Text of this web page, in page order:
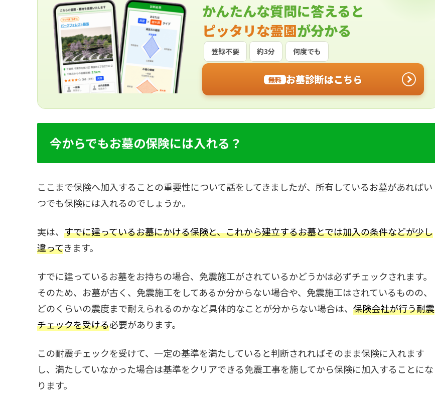
かんたんな質問に答えると
ピッタリな霊園が分かる
登録不要 約3分 何度でも
無料 お墓診断はこちら
今からでもお墓の保険には入れる？
ここまで保険へ加入することの重要性について話をしてきましたが、所有しているお墓があればい
つでも保険には入れるのでしょうか。
実は、 すでに建っているお墓にかける保険と、これから建立するお墓とでは加入の条件などが少し
違ってきます。
すでに建っているお墓をお持ちの場合、免震施工がされているかどうかは必ずチェックされます。
そのため、お墓が古く、免震施工をしてあるか分からない場合や、免震施工はされているものの、
どのくらいの震度まで耐えられるのかなど具体的なことが分からない場合は、 保険会社が行う耐震
チェックを受ける必要があります。
この耐震チェックを受けて、一定の基準を満たしていると判断されればそのまま保険に入れます
し、満たしていなかった場合は基準をクリアできる免震工事を施してから保険に加入することにな
ります。